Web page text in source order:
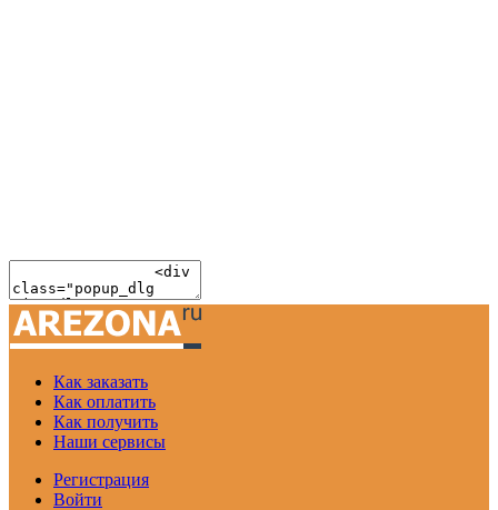
Как заказать
Как оплатить
Как получить
Наши сервисы
Регистрация
Войти